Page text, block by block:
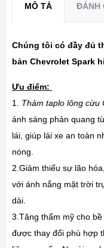
MÔ TẢ ĐÁNH
Chúng tôi có đầy đủ
bản Chevrolet Spark
Ưu điểm:
1. Thảm taplo lông cừu
ánh sáng phản quang
lái, giúp lái xe an toàn
nóng.
2.Giảm thiểu sự lão
với ánh nắng mặt trời
dài.
3.Tăng thẩm mỹ cho
được thay đổi phù hợp